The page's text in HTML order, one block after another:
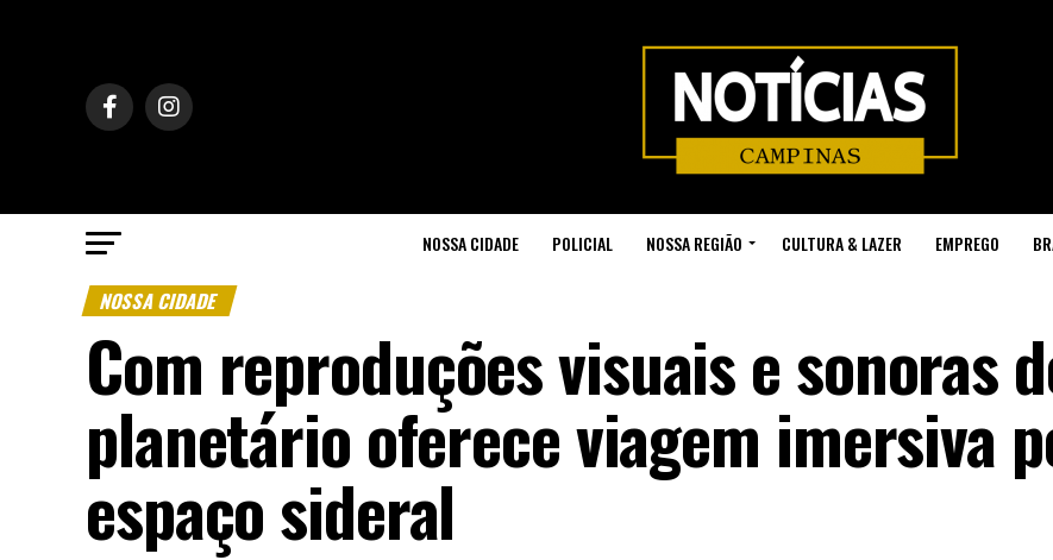
NOSSA CIDADE POLICIAL NOSSA REGIÃO CULTURA & LAZER EMPREGO
NOSSA CIDADE
Com reproduções visuais e sonoras
planetário oferece viagem imersiva
espaço sideral